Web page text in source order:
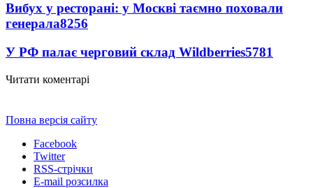
Вибух у ресторані: у Москві таємно поховали
генерала8256
У РФ палає черговий склад Wildberries5781
Читати коментарі
Повна версія сайту
Facebook
Twitter
RSS-стрічки
E-mail розсилка